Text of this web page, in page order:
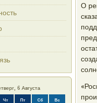
6 Августа
Чт Пт Сб Вс
О